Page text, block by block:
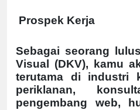
Prospek Kerja
Sebagai seorang
Visual (DKV), kamu
terutama di industri
periklanan,
pengembang web,